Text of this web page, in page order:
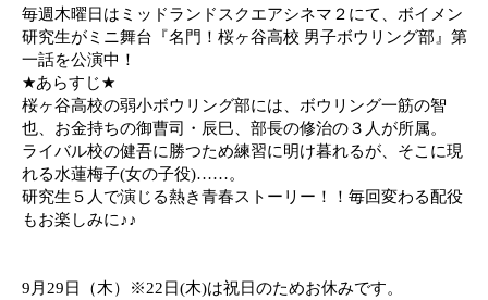
毎週木曜日はミッドランドスクエアシネマ２にて、ボイメン
研究生がミニ舞台『名門！桜ヶ谷高校 男子ボウリング部』第
一話を公演中！
★あらすじ★
桜ヶ谷高校の弱小ボウリング部には、ボウリング一筋の智
也、お金持ちの御曹司・辰巳、部長の修治の３人が所属。
ライバル校の健吾に勝つため練習に明け暮れるが、そこに現
れる水蓮梅子(女の子役)……。
研究生５人で演じる熱き青春ストーリー！！毎回変わる配役
もお楽しみに♪♪
9 月 29日（木）※22日(木)は祝日のためお休みです。